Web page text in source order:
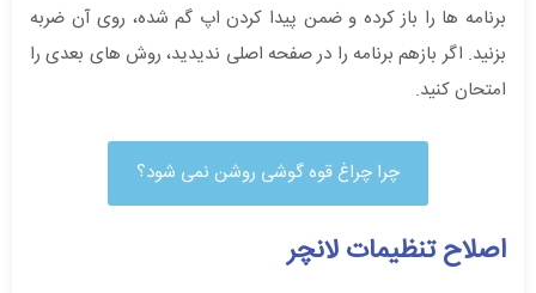
برنامه ها را باز کرده و ضمن پیدا کردن اپ گم شده، روی آن ضربه
بزنید. اگر بازهم برنامه را در صفحه اصلی ندیدید، روش های بعدی را
امتحان کنید.
چرا چراغ قوه گوشی روشن نمی شود؟
اصلاح تنظیمات لانچر